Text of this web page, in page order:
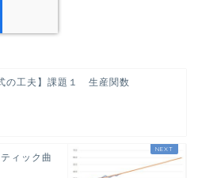
の工夫】課題１ 生産関数
ィック曲